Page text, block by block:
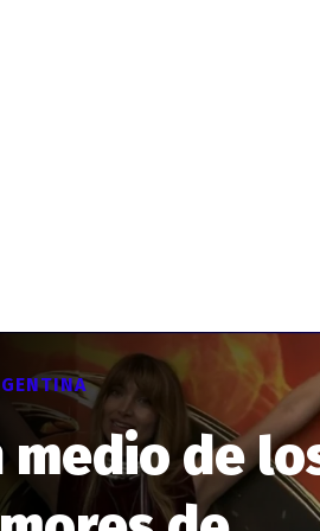
medio de